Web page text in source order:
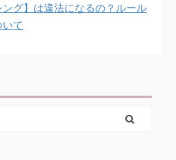
ング】は違法になるの？ルール
て